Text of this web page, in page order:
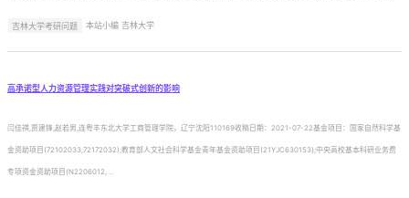
吉林大学考研问题 本站小编 吉林大学
高承诺型人力资源管理实践对突破式创新的影响
闫佳祺,贾建锋,赵若男,连粤丰东北大学工商管理学院，辽宁沈阳110169收稿日期：2021-07-22基金项目：国家自然科学基
金资助项目(72102033;72172032);教育部人文社会科学基金青年基金资助项目(21YJC630153);中央高校基本科研业务费
专项资金资助项目(N2206012, ...